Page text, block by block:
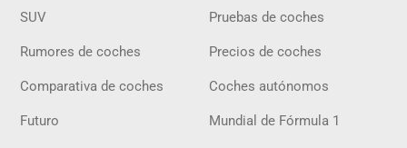
SUV Pruebas de coches
Rumores de coches Precios de coches
Comparativa de coches Coches autónomos
Futuro Mundial de Fórmula 1